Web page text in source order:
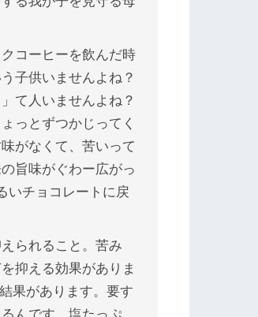
コーヒーを飲んだ時
子供いませんよね？
て人いませんよね？
っとずつかじってく
がなくて、苦いって
旨味がぐわー広がっ
いチョコレートに戻
られること。苦み
抑える効果がありま
果があります。要す